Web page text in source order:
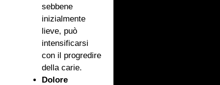
sebbene
inizialmente
lieve, può
intensificarsi
con il progredire
della carie.
Dolore